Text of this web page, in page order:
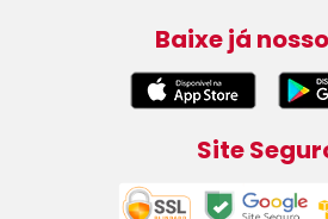
Baixe já
Site